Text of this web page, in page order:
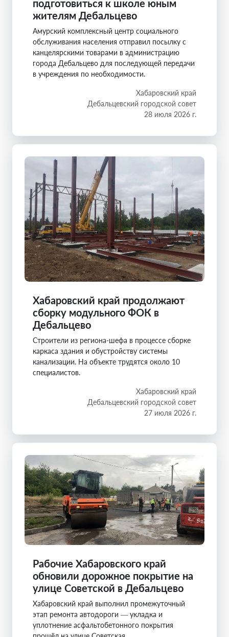
подготовиться к школе юным
жителям Дебальцево
Амурский комплексный центр социального
обслуживания населения отправил посылку с
канцелярскими товарами в администрацию
города Дебальцево для последующей передачи
в учреждения по необходимости.
Хабаровский край
Дебальцевский городской совет
28 июля 2026 г.
Хабаровский край продолжают
сборку модульного ФОК в
Дебальцево
Строители из региона-шефа в процессе сборке
каркаса здания и обустройству системы
канализации. На объекте трудятся около 10
специалистов.
Хабаровский край
Дебальцевский городской совет
27 июля 2026 г.
Рабочие Хабаровского край
обновили дорожное покрытие на
улице Советской в Дебальцево
Хабаровский край выполнил промежуточный
этап ремонта автодороги — укладка и
уплотнение асфальтобетонного покрытия